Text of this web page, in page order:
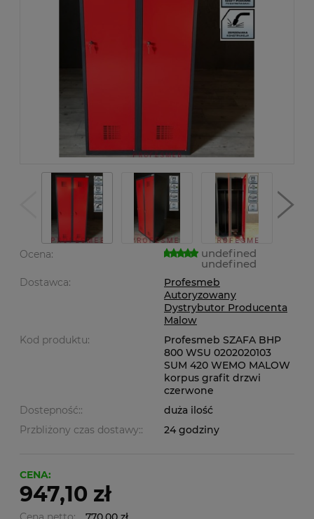
Ocena: undefined
undefined
Dostawca:
Profesmeb
Autoryzowany
Dystrybutor Producenta
Malow
Kod produktu:
Profesmeb SZAFA BHP
800 WSU 0202020103
SUM 420 WEMO MALOW
korpus grafit drzwi
czerwone
Dostepność::
duża ilość
Przbliżony czas dostawy::
24 godziny
CENA:
947,10 zł